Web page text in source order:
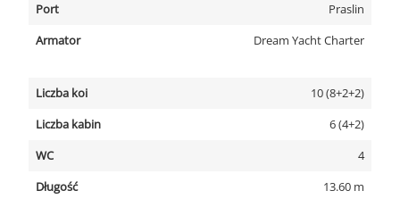
Port
Praslin
Armator
Dream Yacht Charter
Liczba koi
10 (8+2+2)
Liczba kabin
6 (4+2)
WC
4
Długość
13.60 m